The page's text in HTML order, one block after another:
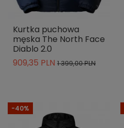
Kurtka puchowa
męska The North Face
Diablo 2.0
909,35 PLN 1 399,00 PLN
-40%